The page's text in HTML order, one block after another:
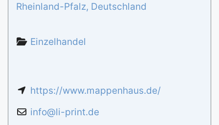
Rheinland-Pfalz, Deutschland
Einzelhandel
https://www.mappenhaus.de/
info@li-print.de